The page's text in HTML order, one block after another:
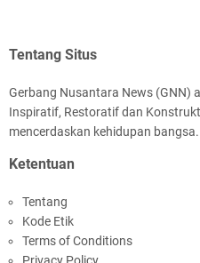
Tentang Situs
Gerbang Nusantara News (GNN)
Inspiratif, Restoratif dan
mencerdaskan kehidupan bangsa.
Ketentuan
Tentang
Kode Etik
Terms of Conditions